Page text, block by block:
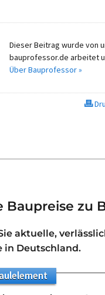
Dieser Beitrag wurde von
bauprofessor.de arbeitet
Über Bauprofessor »
Baupreise zu
aktuelle,
in Deutschland.